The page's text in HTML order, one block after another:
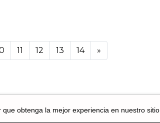
11 12 13 14 »
obtenga la mejor experiencia en nuestro sitio.